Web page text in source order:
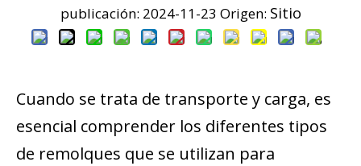
publicación: 2024-11-23 Origen: Sitio
Cuando se trata de transporte y carga, es
esencial comprender los diferentes tipos
de remolques que se utilizan para